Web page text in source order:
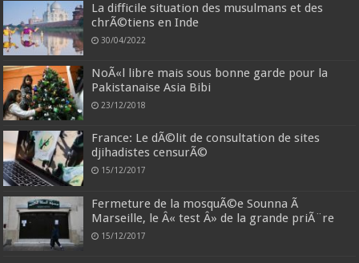
La difficile situation des musulmans et des
chrÃ©tiens en Inde
30/04/2022
NoÃ«l libre mais sous bonne garde pour la
Pakistanaise Asia Bibi
23/12/2018
France: Le dÃ©lit de consultation de sites
djihadistes censurÃ©
15/12/2017
Fermeture de la mosquÃ©e Sounna Ã
Marseille, le Â« test Â» de la grande priÃ¨re
15/12/2017